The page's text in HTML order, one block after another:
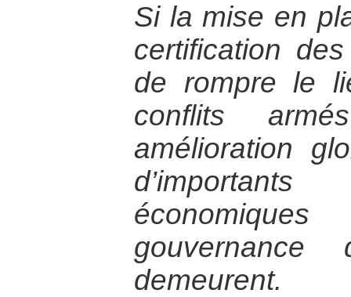
Si la mise en
certification
de rompre le
conflits
amélioration
demeurent.